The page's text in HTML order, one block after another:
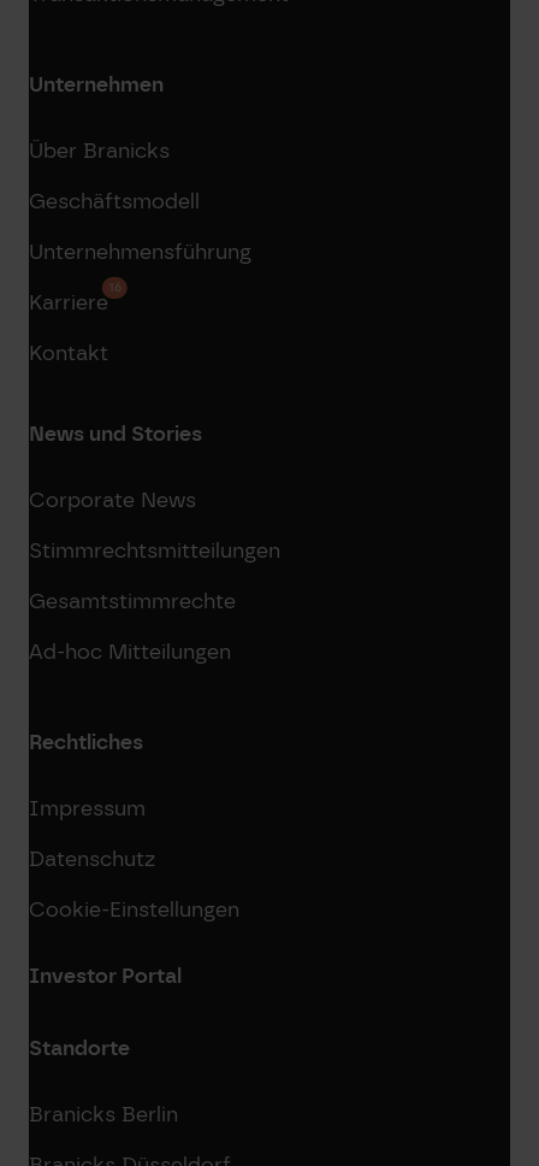
Unternehmen
Über Branicks
Geschäftsmodell
Unternehmensführung
Karriere
16
Kontakt
News und Stories
Corporate News
Stimmrechtsmitteilungen
Gesamtstimmrechte
Ad-hoc Mitteilungen
Rechtliches
Impressum
Datenschutz
Cookie-Einstellungen
Investor Portal
Standorte
Branicks Berlin